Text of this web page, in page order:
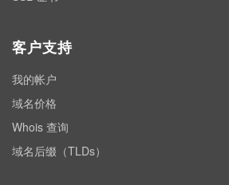
客户支持
我的帐户
域名价格
Whois 查询
域名后缀（TLDs）